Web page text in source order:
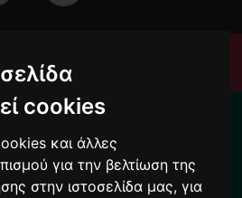
cookies
και άλλες
για την βελτίωση της
στην ιστοσελίδα μας, για
από 10/8 ως 24/8 οι
!
καλέστε μας στο: